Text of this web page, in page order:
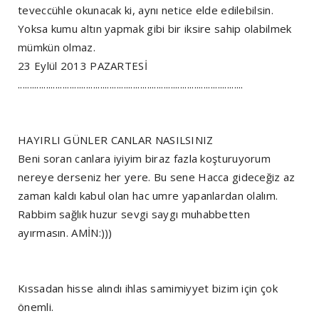
teveccühle okunacak ki, aynı netice elde edilebilsin.
Yoksa kumu altın yapmak gibi bir iksire sahip olabilmek
mümkün olmaz.
23 Eylül 2013 PAZARTESİ
................................................................................................
HAYIRLI GÜNLER CANLAR NASILSINIZ
Beni soran canlara iyiyim biraz fazla koşturuyorum
nereye derseniz her yere. Bu sene Hacca gideceğiz az
zaman kaldı kabul olan hac umre yapanlardan olalım.
Rabbim sağlık huzur sevgi saygı muhabbetten
ayırmasın. AMİN:)))
Kıssadan hisse alındı ihlas samimiyyet bizim için çok
önemli.